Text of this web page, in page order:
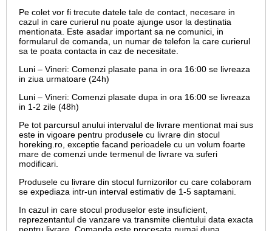
Pe colet vor fi trecute datele tale de contact, necesare in
cazul in care curierul nu poate ajunge usor la destinatia
mentionata. Este asadar important sa ne comunici, in
formularul de comanda, un numar de telefon la care curierul
sa te poata contacta in caz de necesitate.
Luni – Vineri: Comenzi plasate pana in ora 16:00 se livreaza
in ziua urmatoare (24h)
Luni – Vineri: Comenzi plasate dupa in ora 16:00 se livreaza
in 1-2 zile (48h)
Pe tot parcursul anului intervalul de livrare mentionat mai sus
este in vigoare pentru produsele cu livrare din stocul
horeking.ro, exceptie facand perioadele cu un volum foarte
mare de comenzi unde termenul de livrare va suferi
modificari.
Produsele cu livrare din stocul furnizorilor cu care colaboram
se expediaza intr-un interval estimativ de 1-5 saptamani.
In cazul in care stocul produselor este insuficient,
reprezentantul de vanzare va transmite clientului data exacta